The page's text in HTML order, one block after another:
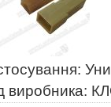
виробника: